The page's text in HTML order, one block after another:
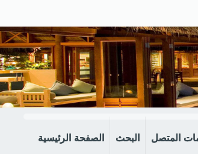
المتصل البحث الصفحة الرئيسية